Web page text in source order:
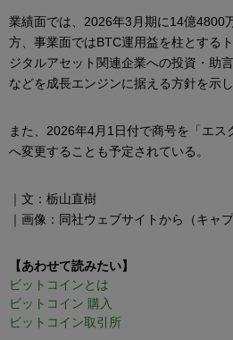
業績面では、2026年3月期に14億4800
方、事業面ではBTC運用益を柱とする
ジタルアセット関連企業への投資・助
などを成長エンジンに据える方針を示し
また、2026年4月1日付で商号を「エス
へ変更することも予定されている。
｜文：栃山直樹
｜画像：同社ウェブサイトから（キャプ
【あわせて読みたい】
ビットコインとは
ビットコイン 購入
ビットコイン取引所